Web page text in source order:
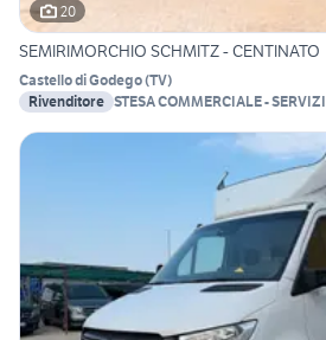
20
SEMIRIMORCHIO SCHMITZ - CENTINATO
Castello di Godego(TV)
Rivenditore STESA COMMERCIALE - SERVIZI